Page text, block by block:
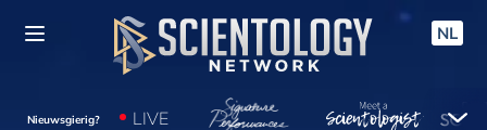
NL
Nieuwsgierig? LIVE